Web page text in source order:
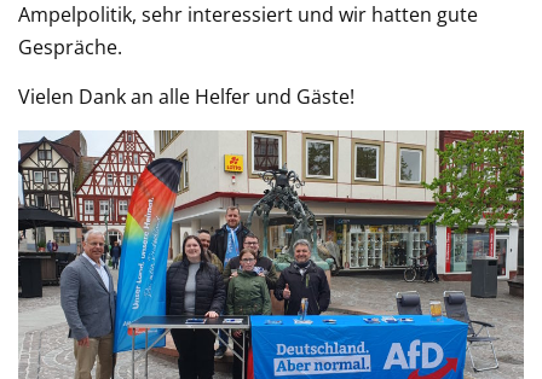
Ampelpolitik, sehr interessiert und wir hatten gute
Gespräche.
Vielen Dank an alle Helfer und Gäste!